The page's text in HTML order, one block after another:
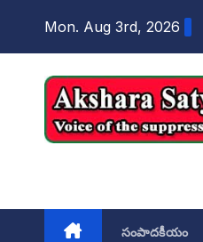
Mon. Aug 3rd, 2026
సంపాదకీయం